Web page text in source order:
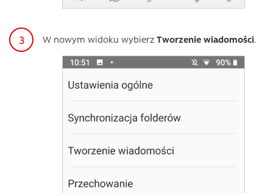
W nowym widoku wybierz Tworzenie wiadomości.